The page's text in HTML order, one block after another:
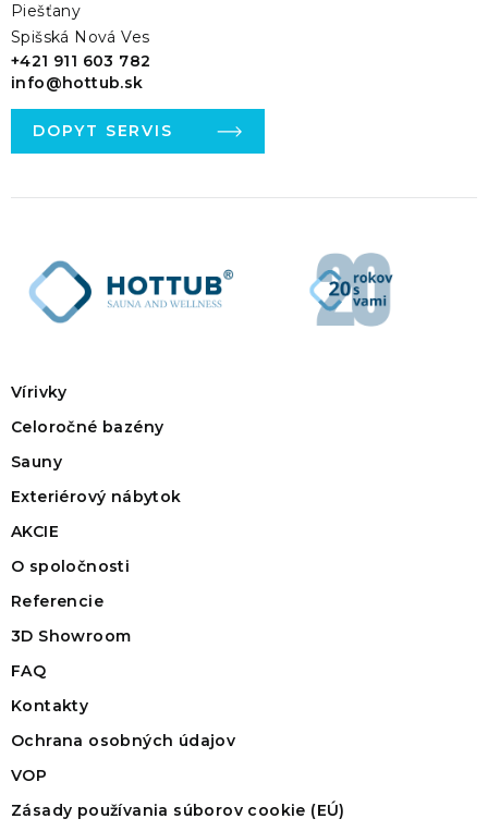
Piešťany
Spišská Nová Ves
+421 911 603 782
info@hottub.sk
DOPYT SERVIS
Vírivky
Celoročné bazény
Sauny
Exteriérový nábytok
AKCIE
O spoločnosti
Referencie
3D Showroom
FAQ
Kontakty
Ochrana osobných údajov
VOP
Zásady používania súborov cookie (EÚ)